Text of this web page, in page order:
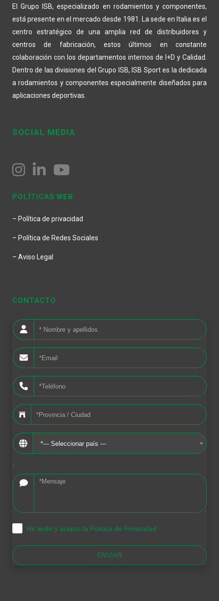
El Grupo ISB, especializado en rodamientos y componentes,
está presente en el mercado desde 1981. La sede en Italia es el
centro estratégico de una amplia red de distribuidores y
centros de fabricación, estos últimos en constante
colaboración con los departamentos internos de I+D y Calidad.
Dentro de las divisiones del Grupo ISB, ISB Sport es la dedicada
a rodamientos y componentes especialmente diseñados para
aplicaciones deportivas.
SOCIAL MEDIA
POLÍTICAS WEB
– Política de privacidad
– Política de Redes Sociales
– Aviso Legal
CONTACTO
*--- Seleccionar país ---
*
He leído y acepto la Política de Privacidad
ENVIAR